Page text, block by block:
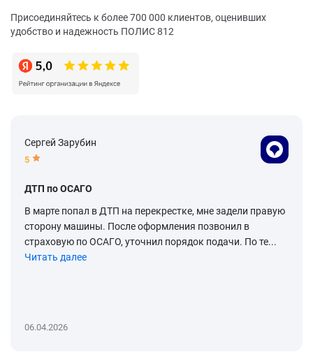
Присоединяйтесь к более 700 000 клиентов, оценивших
удобство и надежность ПОЛИС 812
Сергей Зарубин
5
ДТП по ОСАГО
В марте попал в ДТП на перекрестке, мне задели правую
сторону машины. После оформления позвонил в
страховую по ОСАГО, уточнил порядок подачи. По те...
Читать далее
06.04.2026